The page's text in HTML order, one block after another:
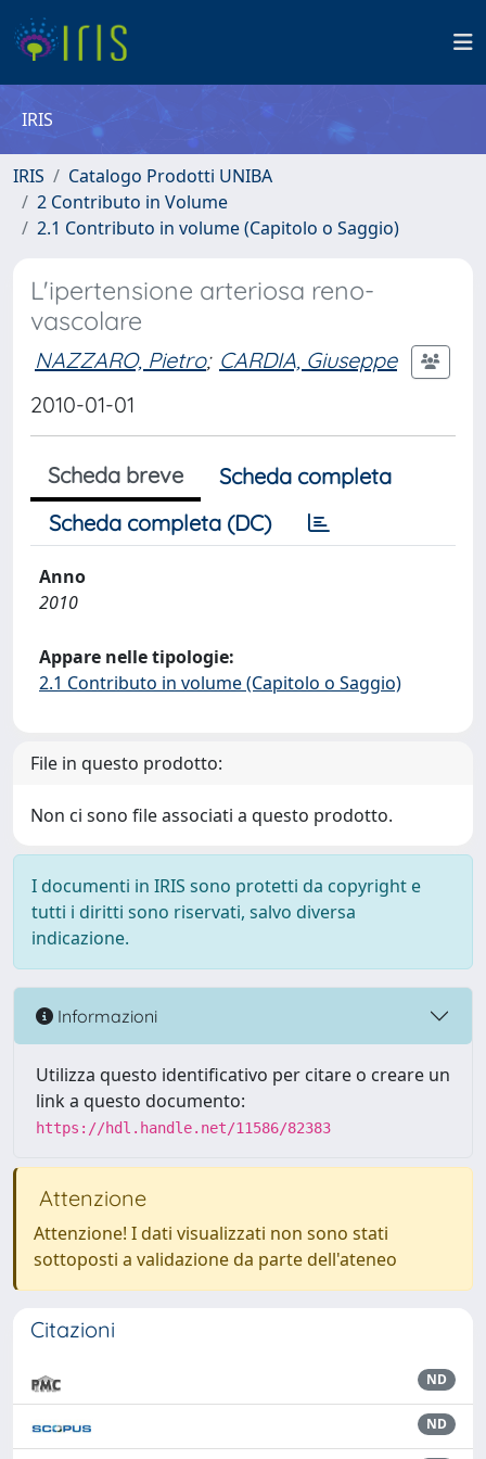
IRIS
IRIS
Catalogo Prodotti UNIBA
2 Contributo in Volume
2.1 Contributo in volume (Capitolo o Saggio)
L'ipertensione arteriosa reno-
vascolare
NAZZARO, Pietro; CARDIA, Giuseppe
2010-01-01
Scheda breve
Scheda completa
Scheda completa (DC)
Anno
2010
Appare nelle tipologie:
2.1 Contributo in volume (Capitolo o Saggio)
File in questo prodotto:
Non ci sono file associati a questo prodotto.
I documenti in IRIS sono protetti da copyright e
tutti i diritti sono riservati, salvo diversa
indicazione.
Informazioni
Utilizza questo identificativo per citare o creare un
link a questo documento:
https://hdl.handle.net/11586/82383
Attenzione
Attenzione! I dati visualizzati non sono stati
sottoposti a validazione da parte dell'ateneo
Citazioni
ND
ND